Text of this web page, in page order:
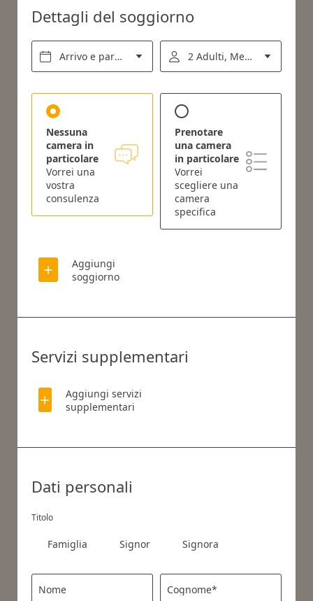
Dettagli del soggiorno
Arrivo e partenza* 2 Adulti, Mezza pensione
Nessuna
camera in
particolare
Vorrei una
vostra
consulenza
Prenotare
una camera
in particolare
Vorrei
scegliere una
camera
specifica
Aggiungi
soggiorno
Servizi supplementari
Aggiungi servizi
supplementari
Dati personali
Titolo
Famiglia Signor Signora
Nome Cognome*
COSA STAI CERCANDO?